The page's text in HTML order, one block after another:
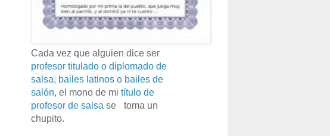
Cada vez que alguien dice ser
profesor titulado o diplomado de
salsa, bailes latinos o bailes de
salón, el mono de mi título de
profesor de salsa se
toma un
chupito.